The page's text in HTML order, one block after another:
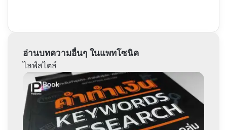
อ่านบทความอื่นๆ ในแพทโซนิค
ไลฟ์สไตล์